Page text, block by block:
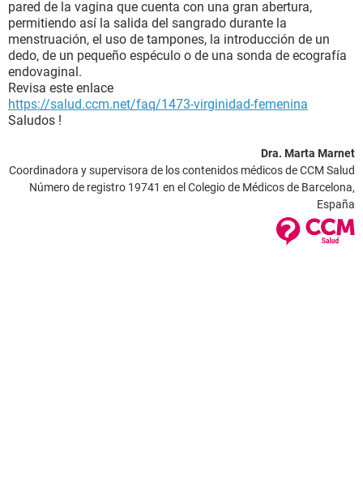
pared de la vagina que cuenta con una gran abertura,
permitiendo así la salida del sangrado durante la
menstruación, el uso de tampones, la introducción de un
dedo, de un pequeño espéculo o de una sonda de ecografía
endovaginal.
Revisa este enlace
https://salud.ccm.net/faq/1473-virginidad-femenina
Saludos !
Dra. Marta Marnet
Coordinadora y supervisora de los contenidos médicos de CCM Salud
Número de registro 19741 en el Colegio de Médicos de Barcelona,
España